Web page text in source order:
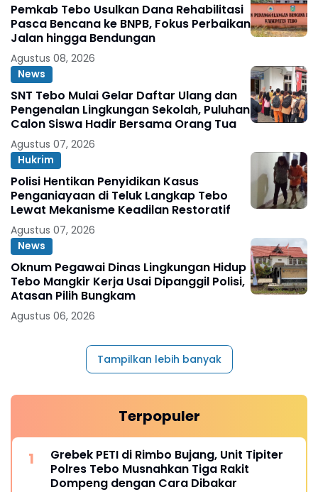
Pemkab Tebo Usulkan Dana Rehabilitasi
Pasca Bencana ke BNPB, Fokus Perbaikan
Jalan hingga Bendungan
Agustus 08, 2026
News
SNT Tebo Mulai Gelar Daftar Ulang dan
Pengenalan Lingkungan Sekolah, Puluhan
Calon Siswa Hadir Bersama Orang Tua
Agustus 07, 2026
Hukrim
Polisi Hentikan Penyidikan Kasus
Penganiayaan di Teluk Langkap Tebo
Lewat Mekanisme Keadilan Restoratif
Agustus 07, 2026
News
Oknum Pegawai Dinas Lingkungan Hidup
Tebo Mangkir Kerja Usai Dipanggil Polisi,
Atasan Pilih Bungkam
Agustus 06, 2026
Tampilkan lebih banyak
Terpopuler
Grebek PETI di Rimbo Bujang, Unit Tipiter
Polres Tebo Musnahkan Tiga Rakit
Dompeng dengan Cara Dibakar